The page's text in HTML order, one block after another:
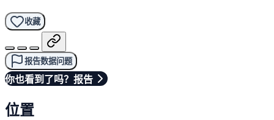
收藏
报告数据问题
你也看到了吗？报告
位置